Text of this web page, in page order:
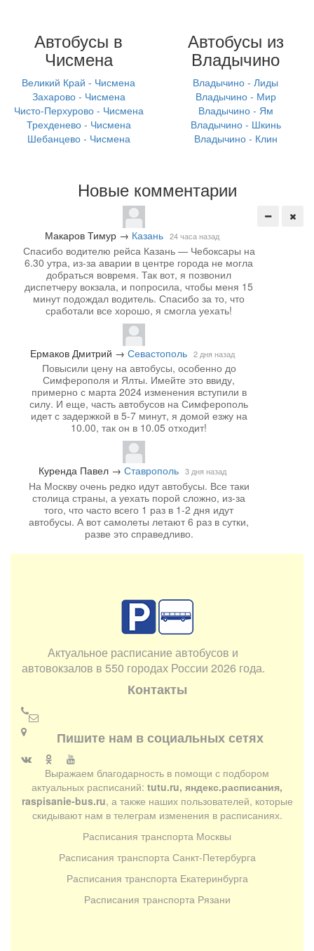
Автобусы в
Чисмена
Великий Край - Чисмена
Захарово - Чисмена
Чисто-Перхурово - Чисмена
Трехденево - Чисмена
Шебанцево - Чисмена
Автобусы из
Владычино
Владычино - Лиды
Владычино - Мир
Владычино - Ям
Владычино - Шкинь
Владычино - Клин
Новые комментарии
Макаров Тимур → Казань 24 часа назад
Спасибо водителю рейса Казань — Чебоксары на
6.30 утра, из-за аварии в центре города не могла
добраться вовремя. Так вот, я позвонил
диспетчеру вокзала, и попросила, чтобы меня 15
минут подождал водитель. Спасибо за то, что
сработали все хорошо, я смогла уехать!
Ермаков Дмитрий → Севастополь 2 дня назад
Повысили цену на автобусы, особенно до
Симферополя и Ялты. Имейте это ввиду,
примерно с марта 2024 изменения вступили в
силу. И еще, часть автобусов на Симферополь
идет с задержкой в 5-7 минут, я домой езжу на
10.00, так он в 10.05 отходит!
Куренда Павел→ Ставрополь 3 дня назад
На Москву очень редко идут автобусы. Все таки
столица страны, а уехать порой сложно, из-за
того, что часто всего 1 раз в 1-2 дня идут
автобусы. А вот самолеты летают 6 раз в сутки,
разве это справедливо.
Актуальное расписание автобусов и
автовокзалов в 550 городах России 2026 года.
Контакты
Пишите нам в социальных сетях
Выражаем благодарность в помощи с подбором
актуальных расписаний: tutu.ru, яндекс.расписания,
raspisanie-bus.ru, а также наших пользователей, которые
скидывают нам в телеграм изменения в расписаниях.
Расписания транспорта Москвы
Расписания транспорта Санкт-Петербурга
Расписания транспорта Екатеринбурга
Расписания транспорта Рязани